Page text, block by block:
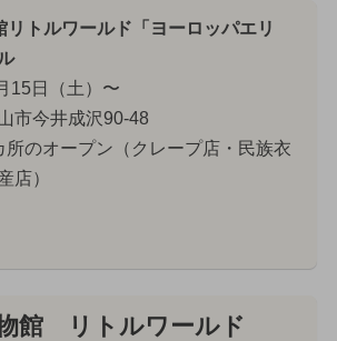
リトルワールド「ヨーロッパエリ
15日（土）〜
市今井成沢90-48
所のオープン（クレープ店・民族衣
店）
館 リトルワールド